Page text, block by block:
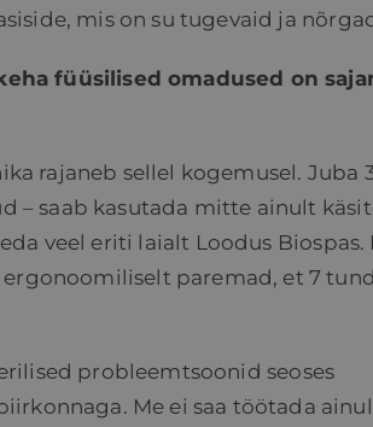
mis on su tugevaid ja
füüsilised omadused on
rajaneb sellel kogemusel. Juba
– saab kasutada mitte ainult
veel eriti laialt Loodus Biospas.
paremad, et 7
probleemtsoonid seoses
Me ei saa töötada